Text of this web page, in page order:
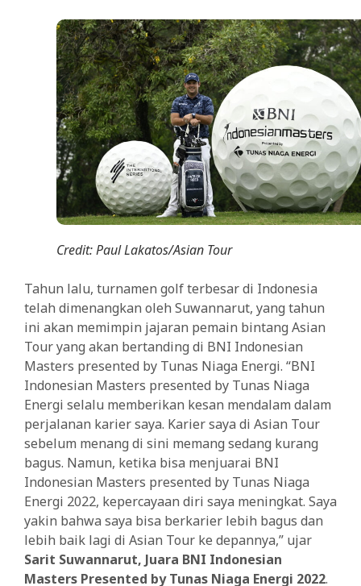
Credit: Paul Lakatos/Asian Tour
Tahun lalu, turnamen golf terbesar di Indonesia
telah dimenangkan oleh Suwannarut, yang tahun
ini akan memimpin jajaran pemain bintang Asian
Tour yang akan bertanding di BNI Indonesian
Masters presented by Tunas Niaga Energi. “BNI
Indonesian Masters presented by Tunas Niaga
Energi selalu memberikan kesan mendalam dalam
perjalanan karier saya. Karier saya di Asian Tour
sebelum menang di sini memang sedang kurang
bagus. Namun, ketika bisa menjuarai BNI
Indonesian Masters presented by Tunas Niaga
Energi 2022, kepercayaan diri saya meningkat. Saya
yakin bahwa saya bisa berkarier lebih bagus dan
lebih baik lagi di Asian Tour ke depannya,” ujar
Sarit Suwannarut, Juara BNI Indonesian
Masters Presented by Tunas Niaga Energi 2022.